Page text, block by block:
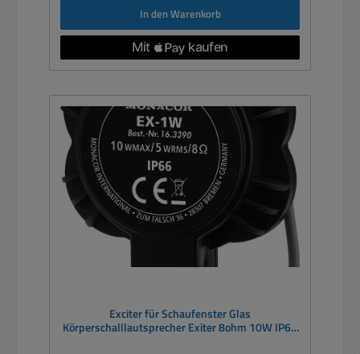
In den Warenkorb
Exciter für Schaufenster Glas
Körperschalllautsprecher Exiter 8ohm 10W IP66